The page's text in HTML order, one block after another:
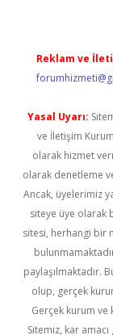
Reklam ve
Yasal Uyarı:
ve İletişim
olarak hizmet
olarak denetleme
Ancak, üyelerimiz
siteye üye olarak
sitesi, herhangi bir
paylaşılmaktadır.
olup, gerçek
Gerçek kurum
Sitemiz, kar